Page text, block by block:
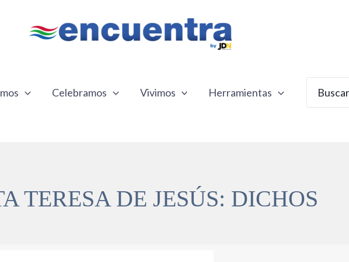
Celebramos Vivimos Herramientas
por:
TERESA DE JESÚS: DICHOS